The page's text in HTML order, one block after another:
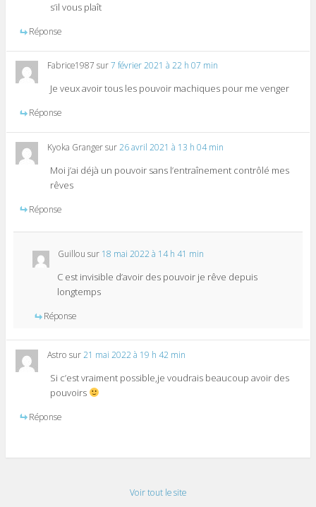
s’il vous plaît
Réponse
Fabrice1987 sur7 février 2021 à 22 h 07 min
Je veux avoir tous les pouvoir machiques pour me venger
Réponse
Kyoka Grangersur26 avril 2021 à 13 h 04 min
Moi j’ai déjà un pouvoir sans l’entraînement contrôlé mes
rêves
Réponse
Guillou sur 18 mai 2022 à 14 h 41 min
C est invisible d’avoir des pouvoir je rêve depuis
longtemps
Réponse
Astro sur21 mai 2022 à 19 h 42 min
Si c’est vraiment possible,je voudrais beaucoup avoir des
pouvoirs
Réponse
Voir tout le site